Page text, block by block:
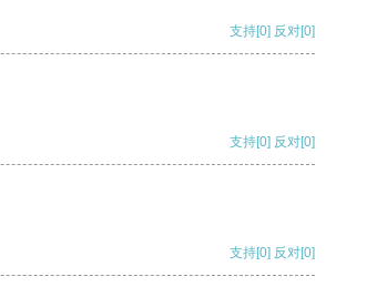
支持[0] 反对[0]
支持[0] 反对[0]
支持[0] 反对[0]